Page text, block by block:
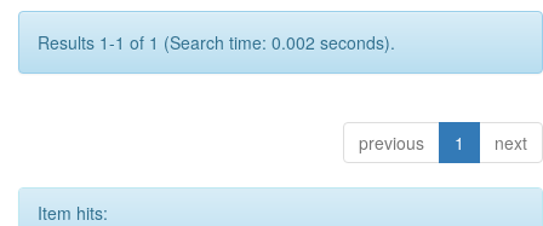
Results 1-1 of 1 (Search time: 0.002 seconds).
previous 1 next
Item hits: